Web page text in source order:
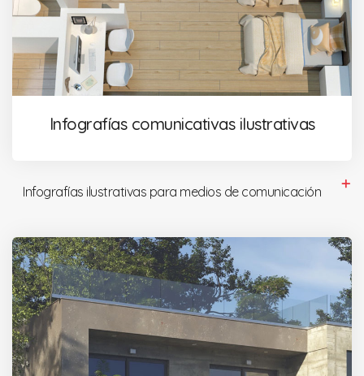
Infografías comunicativas ilustrativas
Infografías ilustrativas para medios de comunicación